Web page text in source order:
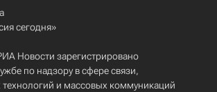
сегодня»
Новости зарегистрировано
по надзору в сфере связи,
и массовых коммуникаций